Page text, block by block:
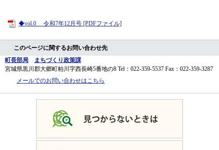
◆vol.0 令和7年12月号 [PDFファイル]
このページに関するお問い合わせ先
町長部局
まちづくり政策課
宮城県黒川郡大郷町粕川字西長崎5番地の8 Tel：022-359-5537 Fax：022-359-3287
メールでのお問い合わせはこちら